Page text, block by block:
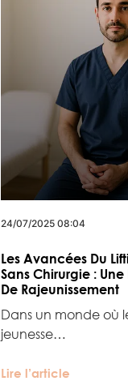
24/07/2025 08:04
Les Avancées Du
Sans Chirurgie :
De Rajeunissement
Dans un monde où
jeunesse…
Lire l’article